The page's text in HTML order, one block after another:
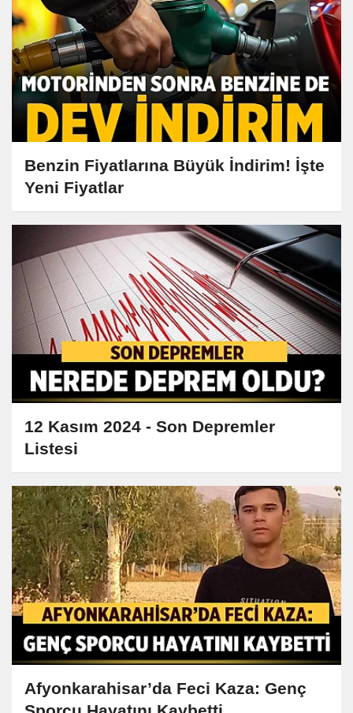
Benzin Fiyatlarına Büyük İndirim! İşte
Yeni Fiyatlar
12 Kasım 2024 - Son Depremler
Listesi
Afyonkarahisar’da Feci Kaza: Genç